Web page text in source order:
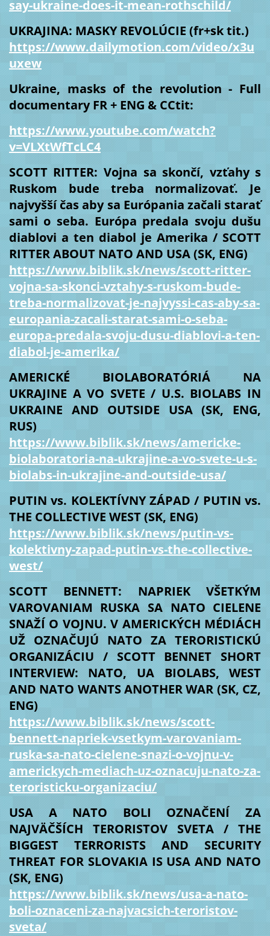
say-ukraine-does-it-mean-rothschild/
UKRAJINA: MASKY REVOLÚCIE (fr+sk tit.)
https://www.dailymotion.com/video/x3u
uxew
Ukraine, masks of the revolution - Full
documentary FR + ENG & CCtit:
https://www.youtube.com/watch?
v=VLXtWfTcLC4
SCOTT RITTER: Vojna sa skončí, vzťahy s
Ruskom bude treba normalizovať. Je
najvyšší čas aby sa Európania začali starať
sami o seba. Európa predala svoju dušu
diablovi a ten diabol je Amerika / SCOTT
RITTER ABOUT NATO AND USA (SK, ENG)
https://www.biblik.sk/news/scott-ritter-
vojna-sa-skonci-vztahy-s-ruskom-bude-
treba-normalizovat-je-najvyssi-cas-aby-sa-
europania-zacali-starat-sami-o-seba-
europa-predala-svoju-dusu-diablovi-a-ten-
diabol-je-amerika/
AMERICKÉ BIOLABORATÓRIÁ NA
UKRAJINE A VO SVETE / U.S. BIOLABS IN
UKRAINE AND OUTSIDE USA (SK, ENG,
RUS)
https://www.biblik.sk/news/americke-
biolaboratoria-na-ukrajine-a-vo-svete-u-s-
biolabs-in-ukrajine-and-outside-usa/
PUTIN vs. KOLEKTÍVNY ZÁPAD / PUTIN vs.
THE COLLECTIVE WEST (SK, ENG)
https://www.biblik.sk/news/putin-vs-
kolektivny-zapad-putin-vs-the-collective-
west/
SCOTT BENNETT: NAPRIEK VŠETKÝM
VAROVANIAM RUSKA SA NATO CIELENE
SNAŽÍ O VOJNU. V AMERICKÝCH MÉDIÁCH
UŽ OZNAČUJÚ NATO ZA TERORISTICKÚ
ORGANIZÁCIU / SCOTT BENNET SHORT
INTERVIEW: NATO, UA BIOLABS, WEST
AND NATO WANTS ANOTHER WAR (SK, CZ,
ENG)
https://www.biblik.sk/news/scott-
bennett-napriek-vsetkym-varovaniam-
ruska-sa-nato-cielene-snazi-o-vojnu-v-
americkych-mediach-uz-oznacuju-nato-za-
teroristicku-organizaciu/
USA A NATO BOLI OZNAČENÍ ZA
NAJVÄČŠÍCH TERORISTOV SVETA / THE
BIGGEST TERRORISTS AND SECURITY
THREAT FOR SLOVAKIA IS USA AND NATO
(SK, ENG)
https://www.biblik.sk/news/usa-a-nato-
boli-oznaceni-za-najvacsich-teroristov-
sveta/